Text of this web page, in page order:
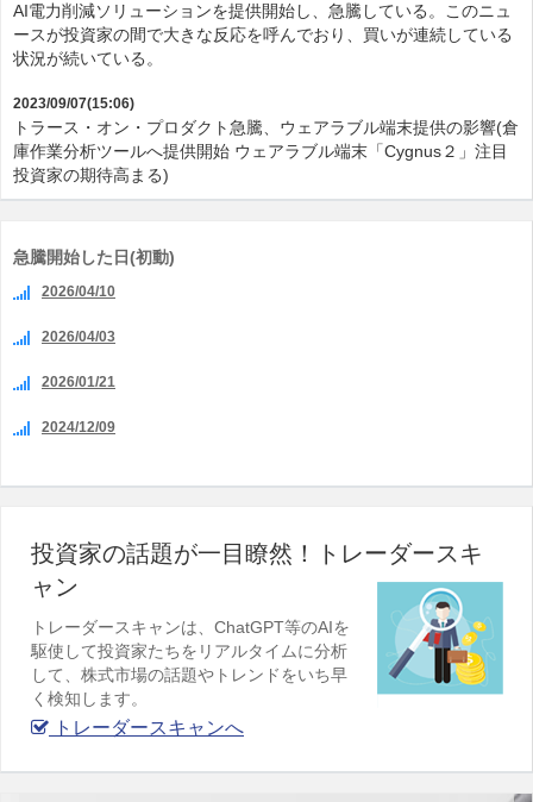
AI電力削減ソリューションを提供開始し、急騰している。このニュ
ースが投資家の間で大きな反応を呼んでおり、買いが連続している
状況が続いている。
2023/09/07(15:06)
トラース・オン・プロダクト急騰、ウェアラブル端末提供の影響(倉
庫作業分析ツールへ提供開始 ウェアラブル端末「Cygnus２」注目
投資家の期待高まる)
急騰開始した日(初動)
2026/04/10
2026/04/03
2026/01/21
2024/12/09
投資家の話題が一目瞭然！トレーダースキ
ャン
トレーダースキャンは、ChatGPT等のAIを
駆使して投資家たちをリアルタイムに分析
して、株式市場の話題やトレンドをいち早
く検知します。
トレーダースキャンへ